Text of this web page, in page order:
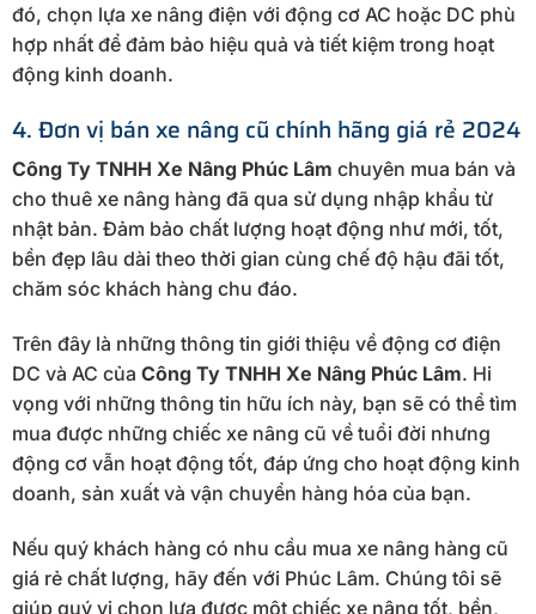
đó, chọn lựa xe nâng điện với động cơ AC hoặc DC phù
hợp nhất để đảm bảo hiệu quả và tiết kiệm trong hoạt
động kinh doanh.
4. Đơn vị bán xe nâng cũ chính hãng giá rẻ 2024
Công Ty TNHH Xe Nâng Phúc Lâm chuyên mua bán và
cho thuê xe nâng hàng đã qua sử dụng nhập khẩu từ
nhật bản. Đảm bảo chất lượng hoạt động như mới, tốt,
bền đẹp lâu dài theo thời gian cùng chế độ hậu đãi tốt,
chăm sóc khách hàng chu đáo.
Trên đây là những thông tin giới thiệu về động cơ điện
DC và AC của Công Ty TNHH Xe Nâng Phúc Lâm. Hi
vọng với những thông tin hữu ích này, bạn sẽ có thể tìm
mua được những chiếc xe nâng cũ về tuổi đời nhưng
động cơ vẫn hoạt động tốt, đáp ứng cho hoạt động kinh
doanh, sản xuất và vận chuyển hàng hóa của bạn.
Nếu quý khách hàng có nhu cầu mua xe nâng hàng cũ
giá rẻ chất lượng, hãy đến với Phúc Lâm. Chúng tôi sẽ
giúp quý vị chọn lựa được một chiếc xe nâng tốt, bền,